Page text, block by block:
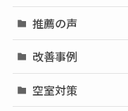
推薦の声
改善事例
空室対策